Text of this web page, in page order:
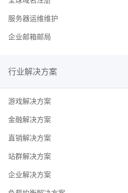
服务器运维维护
企业邮箱邮局
行业解决方案
游戏解决方案
金融解决方案
直销解决方案
站群解决方案
企业解决方案